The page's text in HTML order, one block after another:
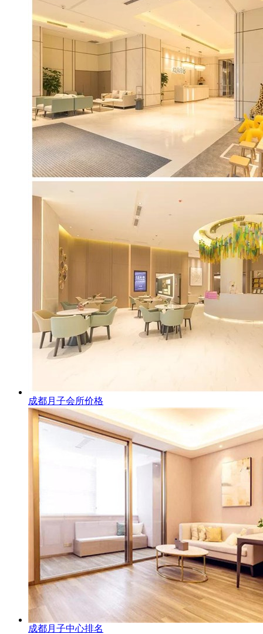
成都月子会所价格
成都月子中心排名